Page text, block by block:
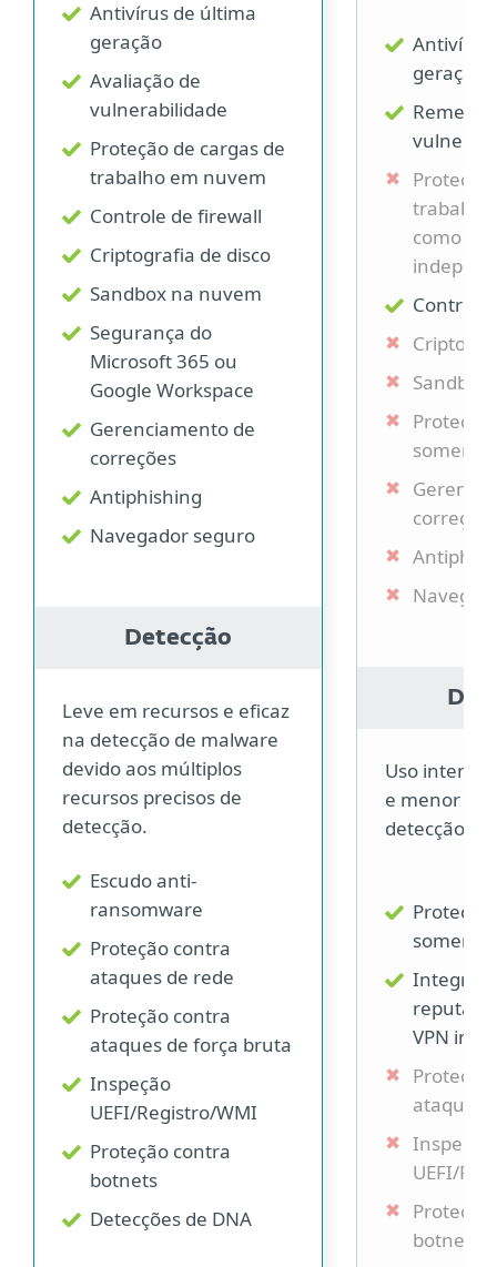
Antivírus de última
geração
Avaliação de
vulnerabilidade
Proteção de cargas de
trabalho em nuvem
Controle de firewall
Criptografia de disco
Sandbox na nuvem
Segurança do
Microsoft 365 ou
Google Workspace
Gerenciamento de
correções
Antiphishing
Navegador seguro
Detecção
Leve em recursos e eficaz
na detecção de malware
devido aos múltiplos
recursos precisos de
detecção.
Escudo anti-
ransomware
Proteção contra
ataques de rede
Proteção contra
ataques de força bruta
Inspeção
UEFI/Registro/WMI
Proteção contra
botnets
Detecções de DNA
Antivírus
geração
Proteção
trabalho
como
Controle
somente
Uso
e menor
detecção
somente
VPN
ataques
Inspeção
UEFI/
botnets